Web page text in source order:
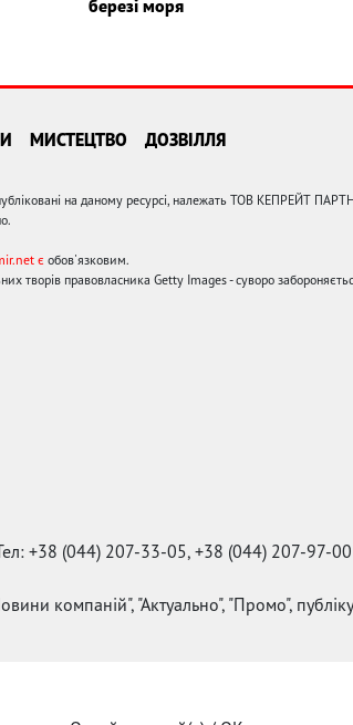
березі моря
МИСТЕЦТВО ДОЗВІЛЛЯ
на даному ресурсі, належать ТОВ КЕПРЕЙТ
є обов'язковим.
творів правовласника Getty Images - суворо
+38 (044) 207-33-05, +38 (044) 207-97-00
компаній", "Актуально", "Промо",